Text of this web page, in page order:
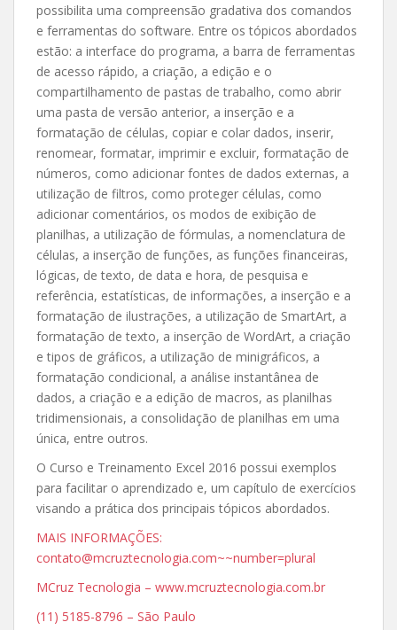
possibilita uma compreensão gradativa dos comandos
e ferramentas do software. Entre os tópicos abordados
estão: a interface do programa, a barra de ferramentas
de acesso rápido, a criação, a edição e o
compartilhamento de pastas de trabalho, como abrir
uma pasta de versão anterior, a inserção e a
formatação de células, copiar e colar dados, inserir,
renomear, formatar, imprimir e excluir, formatação de
números, como adicionar fontes de dados externas, a
utilização de filtros, como proteger células, como
adicionar comentários, os modos de exibição de
planilhas, a utilização de fórmulas, a nomenclatura de
células, a inserção de funções, as funções financeiras,
lógicas, de texto, de data e hora, de pesquisa e
referência, estatísticas, de informações, a inserção e a
formatação de ilustrações, a utilização de SmartArt, a
formatação de texto, a inserção de WordArt, a criação
e tipos de gráficos, a utilização de minigráficos, a
formatação condicional, a análise instantânea de
dados, a criação e a edição de macros, as planilhas
tridimensionais, a consolidação de planilhas em uma
única, entre outros.
O Curso e Treinamento Excel 2016 possui exemplos
para facilitar o aprendizado e, um capítulo de exercícios
visando a prática dos principais tópicos abordados.
MAIS INFORMAÇÕES:
contato@mcruztecnologia.com~~number=plural
MCruz Tecnologia – www.mcruztecnologia.com.br
(11) 5185-8796 – São Paulo